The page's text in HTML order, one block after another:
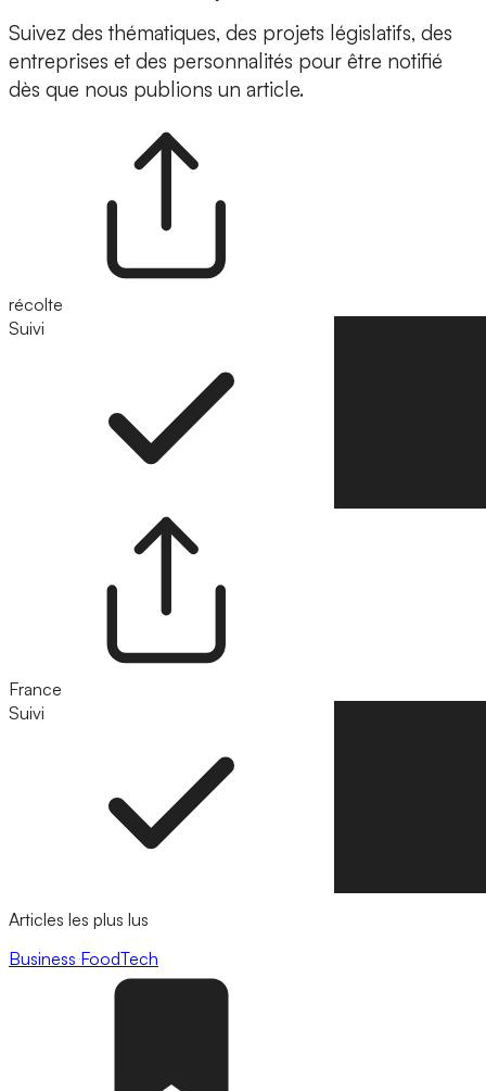
Suivez des thématiques, des projets législatifs, des
entreprises et des personnalités pour être notifié
dès que nous publions un article.
récolte
Suivi
France
Suivi
Articles les plus lus
Business FoodTech